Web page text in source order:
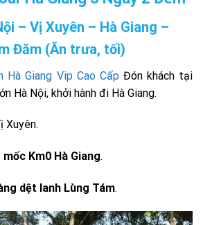
– Vị Xuyên – Hà Giang –
Đăm (Ăn trưa, tối)
Hà Giang Vip Cao Cấp Đón khách tại
Hà Nội, khởi hành đi Hà Giang.
Xuyên.
Km0 Hà Giang.
dệt lanh Lùng Tám.